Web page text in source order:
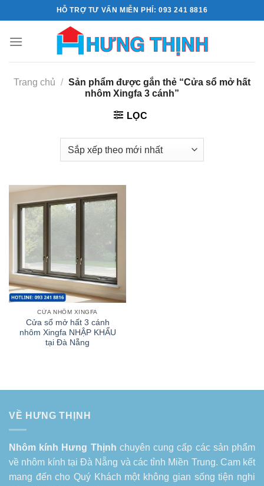
to
content
HỖ TRỢ TƯ VẤN MIỄN PHÍ: 093 241 8816
Trang chủ / Sản phẩm được gắn thẻ “Cửa sổ mở hất
nhôm Xingfa 3 cánh”
LỌC
CỬA NHÔM XINGFA
Cửa sổ mở hất 3 cánh
nhôm Xingfa NHẬP KHẨU
tại Đà Nẵng
VỀ HƯNG THỊNH
Nhôm kính Hưng Thịnh chuyên cung cấp các sản phẩm
về nhôm kính tại Đà Nẵng và các tỉnh Miền Trung. Cam kết
mang đến cho Quý Khách một không gian sống tiện nghi